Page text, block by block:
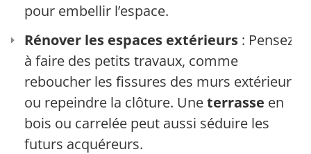
pour embellir l’espace.
Rénover les espaces extérieurs : Pensez
à faire des petits travaux, comme
reboucher les fissures des murs extérieurs
ou repeindre la clôture. Uneterrasse en
bois ou carrelée peut aussi séduire les
futurs acquéreurs.